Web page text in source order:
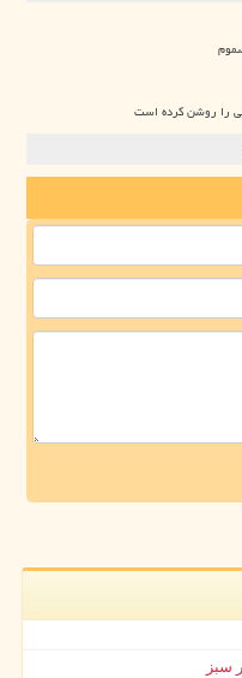
را روشن کرده است
سبز